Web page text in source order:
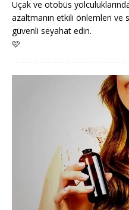
Uçak ve otobüs
azaltmanın etkili önlemleri ve
güvenli seyahat edin.
🩷